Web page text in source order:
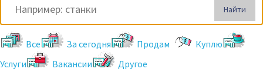
Найти
Все За сегодня Продам
Куплю
Услуги
Вакансии Другое